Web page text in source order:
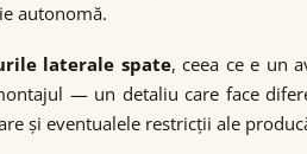
autonomă.
laterale spate, ceea ce e un
— un detaliu care face
și eventualele restricții ale